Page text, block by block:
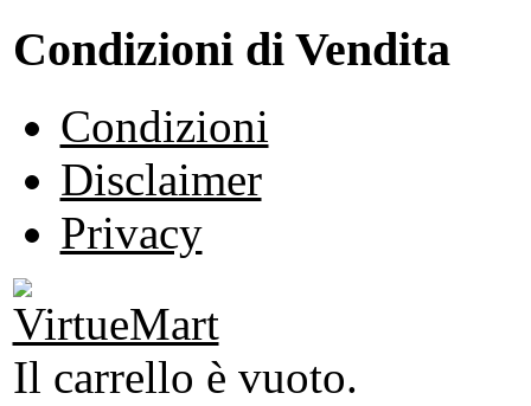
Condizioni di Vendita
Condizioni
Disclaimer
Privacy
Il carrello è vuoto.